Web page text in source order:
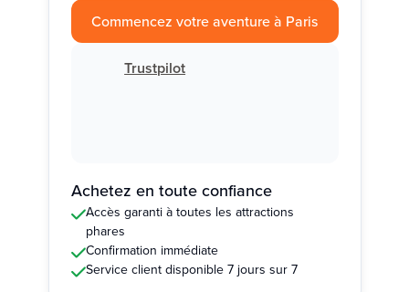
Commencez votre aventure à Paris
Trustpilot
Achetez en toute confiance
Accès garanti à toutes les attractions
phares
Confirmation immédiate
Service client disponible 7 jours sur 7